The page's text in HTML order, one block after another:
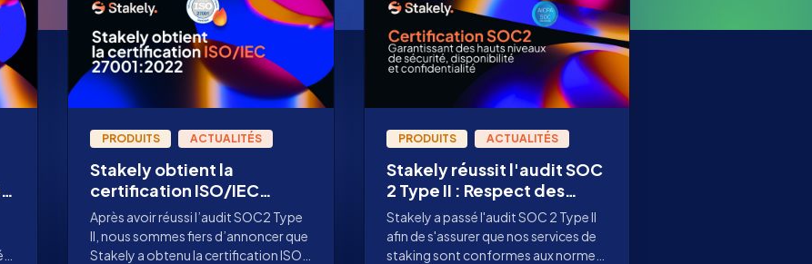
PRODUITS ACTUALITÉS
Stakely obtient la
certification ISO/IEC
27001:2022
Après avoir réussi l’audit SOC2 Type
II, nous sommes fiers d’annoncer que
Stakely a obtenu la certification ISO
PRODUITS ACTUALITÉS
Stakely réussit l'audit SOC
2 Type II : Respect des
normes de sécurité
Stakely a passé l'audit SOC 2 Type II
afin de s'assurer que nos services de
staking sont conformes aux normes